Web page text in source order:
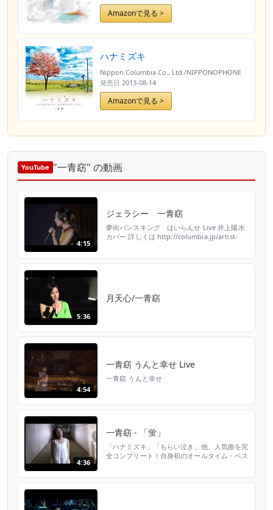
Amazonで見る >
ハナミズキ
Nippon Columbia Co., Ltd./NIPPONOPHONE
発売日 2013-08-14
Amazonで見る >
YouTube "一青窈" の動画
4:15
ジェラシー 一青窈
夢街バンスキング はいらんせ Live 井上陽水
カバー 詳しくは http://columbia.jp/artist-
5:36
月天心/一青窈
4:54
一青窈 うんと幸せ Live
一青窈 うんと幸せ
4:36
一青窈 - 「蛍」
「ハナミズキ」「もらい泣き」他、人気曲を完
全コンプリート！自身初のオールタイム・ベス